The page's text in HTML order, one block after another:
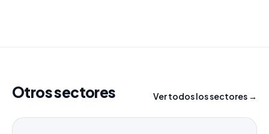
Otros sectores Ver todos los sectores →